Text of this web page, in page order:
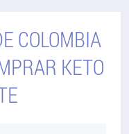
COLOMBIA
KETO